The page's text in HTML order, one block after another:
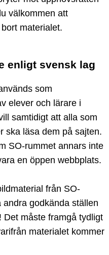
välkommen att
materialet.
enligt svensk lag
som
elever och lärare i
samtidigt att alla som
ska läsa dem på sajten.
SO-rummet annars inte
en öppen webbplats.
från SO-
godkända ställen
Det måste framgå tydligt
materialet kommer